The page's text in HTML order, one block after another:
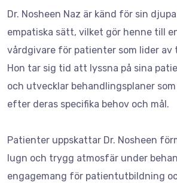
Dr. Nosheen Naz är känd för sin
empatiska sätt, vilket gör henne till
vårdgivare för patienter som lider av
Hon tar sig tid att lyssna på sina
och utvecklar behandlingsplaner
efter deras specifika behov och mål.
Patienter uppskattar Dr. Nosheen
lugn och trygg atmosfär under
engagemang för patientutbildning